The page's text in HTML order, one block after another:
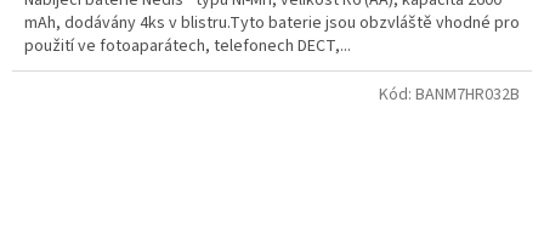
mAh, dodávány 4ks v blistru.Tyto baterie jsou obzvláště vhodné pro
použití ve fotoaparátech, telefonech DECT,...
Kód: BANM7HR032B